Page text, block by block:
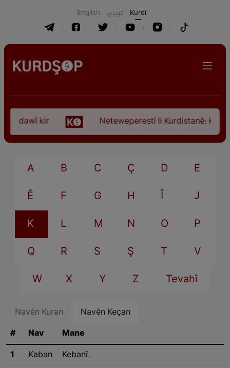
English كوردی Kurdî
dawî kir Neteweperestî li Kurdistanê:
A B C Ç D E
Ê F G H Î J
K L M N O P
Q R S Ş T V
W X Y Z Tevahî
Navên Kuran Navên Keçan
# Nav Mane
1 Kaban Kebanî.